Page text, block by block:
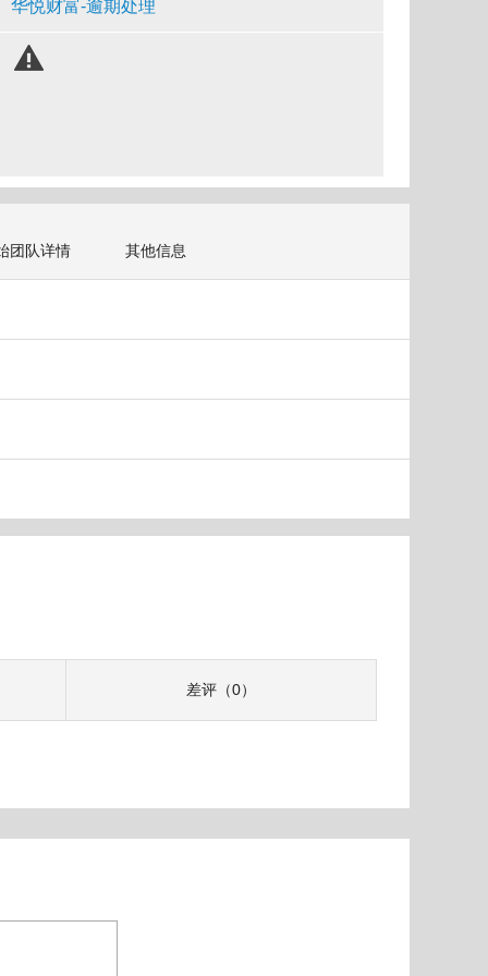
华悦财富-逾期处理
团队详情 其他信息
差评（0）